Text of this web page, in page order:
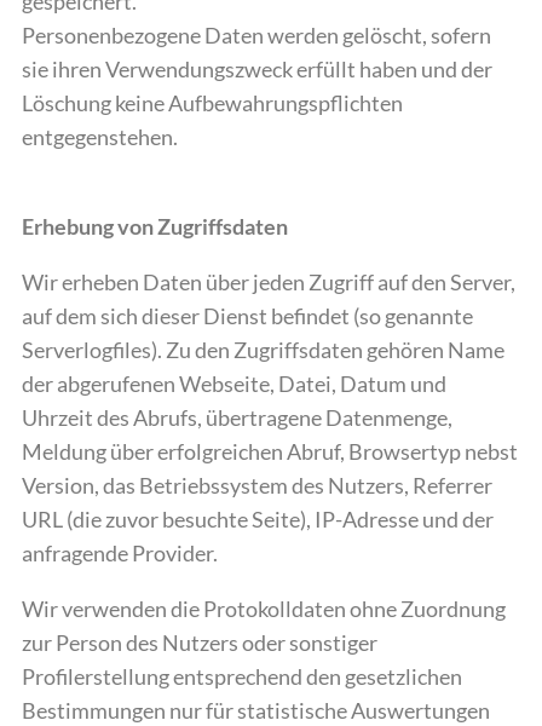
Personenbezogene Daten werden gelöscht, sofern
sie ihren Verwendungszweck erfüllt haben und der
Löschung keine Aufbewahrungspflichten
entgegenstehen.
Erhebung von Zugriffsdaten
Wir erheben Daten über jeden Zugriff auf den Server,
auf dem sich dieser Dienst befindet (so genannte
Serverlogfiles). Zu den Zugriffsdaten gehören Name
der abgerufenen Webseite, Datei, Datum und
Uhrzeit des Abrufs, übertragene Datenmenge,
Meldung über erfolgreichen Abruf, Browsertyp nebst
Version, das Betriebssystem des Nutzers, Referrer
URL (die zuvor besuchte Seite), IP-Adresse und der
anfragende Provider.
Wir verwenden die Protokolldaten ohne Zuordnung
zur Person des Nutzers oder sonstiger
Profilerstellung entsprechend den gesetzlichen
Bestimmungen nur für statistische Auswertungen